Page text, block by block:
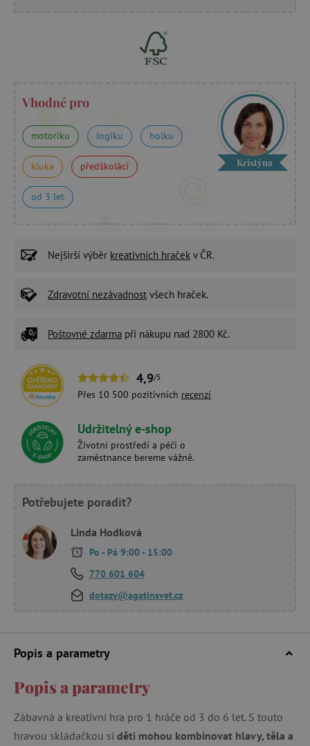
Vhodné pro
motoriku logiku holku
kluka předškoláci
od 3 let
Kristýna
Nejširší výběr kreativních hraček v ČR.
Zdravotní nezávadnost všech hraček.
Poštovné zdarma při nákupu nad 2800 Kč.
4,9/5
Přes 10 500 pozitivních recenzí
Udržitelný e-shop
Životní prostředí a péči o
zaměstnance bereme vážně.
Potřebujete poradit?
Linda Hodková
Po - Pá 9:00 - 15:00
770 601 604
dotazy@agatinsvet.cz
Popis a parametry
Popis a parametry
Zábavná a kreativní hra pro 1 hráče od 3 do 6 let. S touto
hravou skládačkou si děti mohou kombinovat hlavy, těla a